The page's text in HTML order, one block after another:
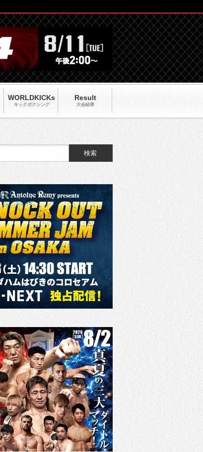
WORLDKICKs
キックポクシング
Result
大会結果